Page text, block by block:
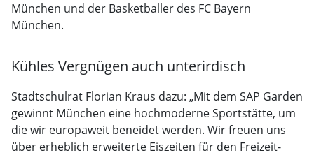
München und der Basketballer des FC Bayern
München.
Kühles Vergnügen auch unterirdisch
Stadtschulrat Florian Kraus dazu: „Mit dem SAP Garden
gewinnt München eine hochmoderne Sportstätte, um
die wir europaweit beneidet werden. Wir freuen uns
über erheblich erweiterte Eiszeiten für den Freizeit-